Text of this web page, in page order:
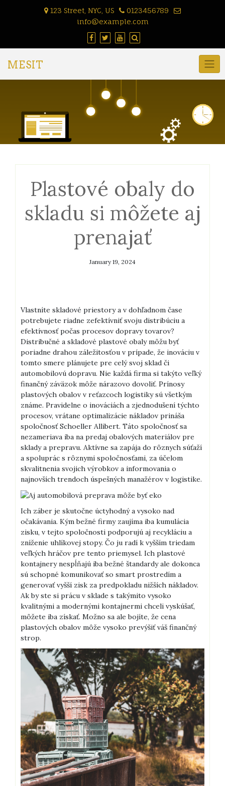
123 Street, NYC, US
0123456789
info@example.com
MESIT
Plastové obaly do
skladu si môžete aj
prenajať
January 19, 2024
Vlastníte skladové priestory a v dohľadnom čase
potrebujete riadne zefektívniť svoju distribúciu a
efektívnosť počas procesov dopravy tovarov?
Distribučné a skladové plastové obaly môžu byť
poriadne drahou záležitosťou v prípade, že inováciu v
tomto smere plánujete pre celý svoj sklad či
automobilovú dopravu. Nie každá firma si takýto veľký
finančný záväzok môže nárazovo dovoliť. Prínosy
plastových obalov v reťazcoch logistiky sú všetkým
známe. Pravidelne o inováciách a zjednodušení týchto
procesov, vrátane optimalizácie nákladov prináša
spoločnosť Schoeller Allibert. Táto spoločnosť sa
nezameriava iba na predaj obalových materiálov pre
sklady a prepravu. Aktívne sa zapája do rôznych súťaží
a spoluprác s rôznymi spoločnosťami, za účelom
skvalitnenia svojich výrobkov a informovania o
najnovších trendoch úspešných manažérov v logistike.
Ich záber je skutočne úctyhodný a vysoko nad
očakávania. Kým bežné firmy zaujíma iba kumulácia
zisku, v tejto spoločnosti podporujú aj recykláciu a
zníženie uhlíkovej stopy. Čo ju radí k vyšším triedam
veľkých hráčov pre tento priemysel. Ich plastové
kontajnery nespĺňajú iba bežné štandardy ale dokonca
sú schopné komunikovať so smart prostredím a
generovať vyšší zisk za predpokladu nižších nákladov.
Ak by ste si prácu v sklade s takýmito vysoko
kvalitnými a modernými kontajnermi chceli vyskúšať,
môžete iba získať. Možno sa ale bojíte, že cena
plastových obalov môže vysoko prevýšiť váš finančný
strop.